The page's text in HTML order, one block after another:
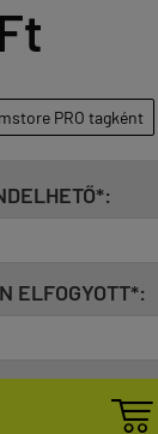
PRO tagként
ELFOGYOTT*:
